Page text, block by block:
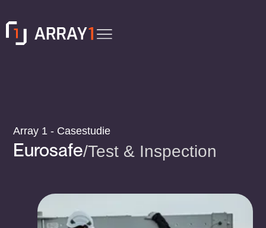
Array 1 - Casestudie
Eurosafe/Test & Inspection